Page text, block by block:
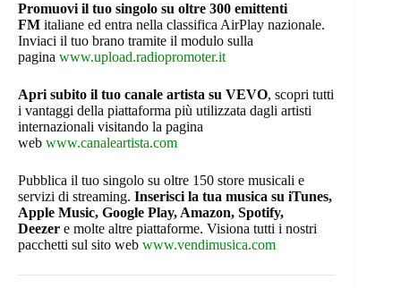
Promuovi il tuo singolo su oltre 300 emittenti
FM italiane ed entra nella classifica AirPlay nazionale.
Inviaci il tuo brano tramite il modulo sulla
pagina www.upload.radiopromoter.it
Apri subito il tuo canale artista su VEVO, scopri tutti
i vantaggi della piattaforma più utilizzata dagli artisti
internazionali visitando la pagina
web www.canaleartista.com
Pubblica il tuo singolo su oltre 150 store musicali e
servizi di streaming. Inserisci la tua musica su iTunes,
Apple Music, Google Play, Amazon, Spotify,
Deezer e molte altre piattaforme. Visiona tutti i nostri
pacchetti sul sito web www.vendimusica.com